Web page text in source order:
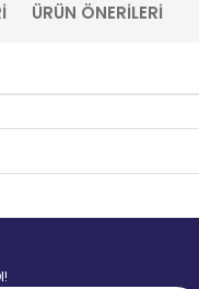
ÜRÜN ÖNERILERI